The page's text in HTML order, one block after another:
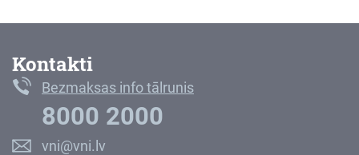
Kontakti
Bezmaksas info tālrunis
8000 2000
vni@vni.lv